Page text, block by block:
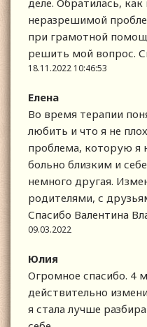
деле. Обратилась, как
неразрешимой
при грамотной
решить мой вопрос.
18.11.2022 10:46:53
Елена
Во время терапии
любить и что я не
проблема, которую я
больно близким и
немного другая.
родителями, с
Спасибо Валентина
09.03.2022
Юлия
Огромное спасибо. 4
действительно
я стала лучше